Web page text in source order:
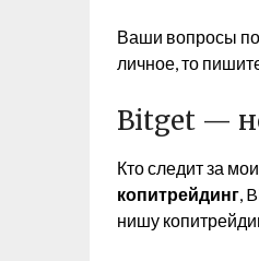
Ваши вопросы по
личное, то
Bitget —
Кто следит за
копитрейдинг,
нишу